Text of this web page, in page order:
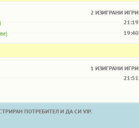
2 ИЗИГРАНИ ИГРИ
21:19
19:40
1 ИЗИГРАНИ ИГРИ
21:51
ПОТРЕБИТЕЛ И ДА СИ VIP.